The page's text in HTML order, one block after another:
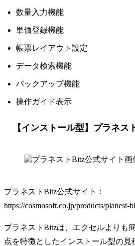
数量入力機能
単価登録機能
帳票レイアウト設定
データ検索機能
バックアップ機能
操作ガイド表示
【インストール型】プラネス
プラネストBitz公式サイト：
https://cosmosoft.co.jp/products/planest-
プラネストBitzは、エクセルよりも
点を特徴としたインストール型の見